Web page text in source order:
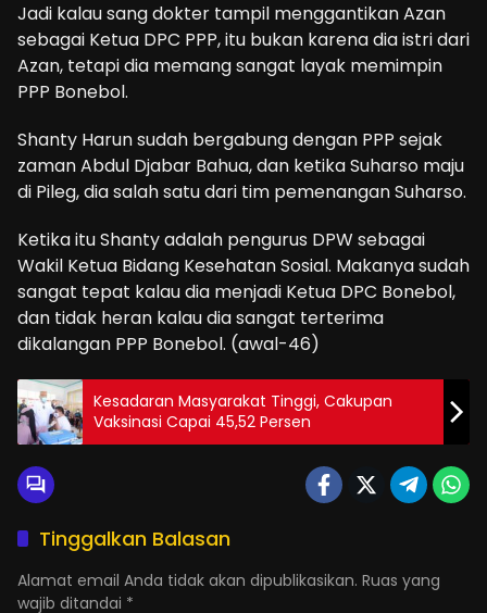
Jadi kalau sang dokter tampil menggantikan Azan
sebagai Ketua DPC PPP, itu bukan karena dia istri dari
Azan, tetapi dia memang sangat layak memimpin
PPP Bonebol.
Shanty Harun sudah bergabung dengan PPP sejak
zaman Abdul Djabar Bahua, dan ketika Suharso maju
di Pileg, dia salah satu dari tim pemenangan Suharso.
Ketika itu Shanty adalah pengurus DPW sebagai
Wakil Ketua Bidang Kesehatan Sosial. Makanya sudah
sangat tepat kalau dia menjadi Ketua DPC Bonebol,
dan tidak heran kalau dia sangat terterima
dikalangan PPP Bonebol. (awal-46)
Kesadaran Masyarakat Tinggi, Cakupan
Vaksinasi Capai 45,52 Persen
Tinggalkan Balasan
Alamat email Anda tidak akan dipublikasikan. Ruas yang
wajib ditandai *